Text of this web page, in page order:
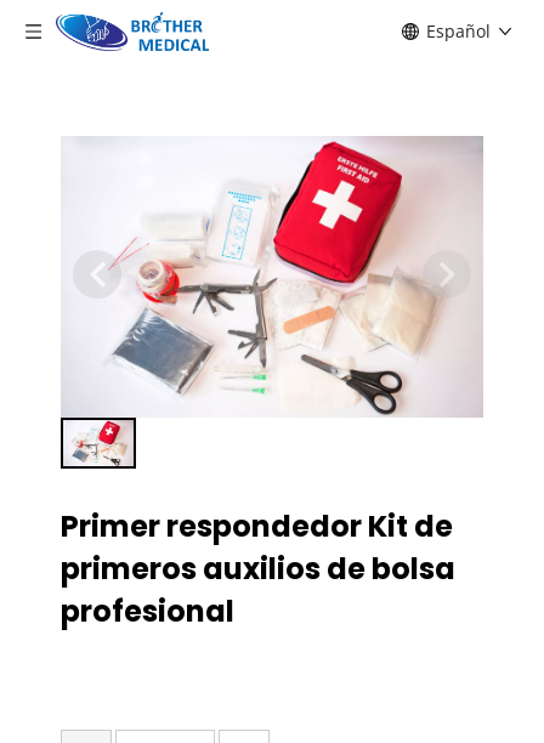
Español
Primer respondedor Kit de
primeros auxilios de bolsa
profesional